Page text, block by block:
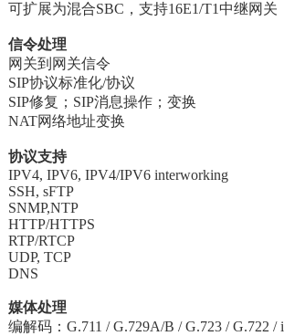
可扩展为混合SBC，支持16E1/T1中继网关
信令处理
网关到网关信令
SIP协议标准化/协议
SIP修复；SIP消息操作；变换
NAT网络地址变换
协议支持
IPV4, IPV6, IPV4/IPV6 interworking
SSH, sFTP
SNMP,NTP
HTTP/HTTPS
RTP/RTCP
UDP, TCP
DNS
媒体处理
编解码：G.711 / G.729A/B / G.723 / G.722 /